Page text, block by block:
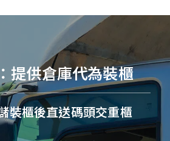
提供倉庫代為裝櫃
裝櫃後直送碼頭交重櫃